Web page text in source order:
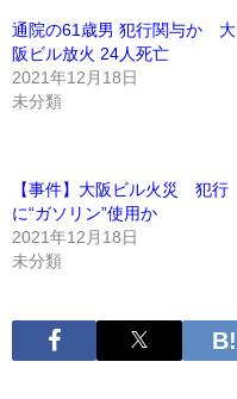
通院の61歳男 犯行関与か 大
阪ビル放火 24人死亡
2021年12月18日
未分類
【事件】大阪ビル火災 犯行
に“ガソリン”使用か
2021年12月18日
未分類